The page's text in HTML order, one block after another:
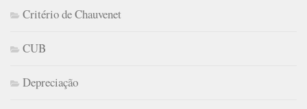
Critério de Chauvenet
CUB
Depreciação